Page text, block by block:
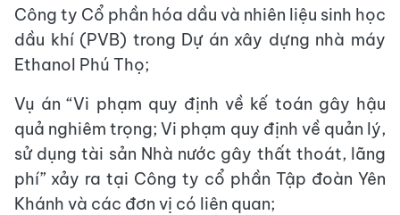
Công ty Cổ phần hóa dầu và nhiên liệu sinh học
dầu khí (PVB) trong Dự án xây dựng nhà máy
Ethanol Phú Thọ;
Vụ án “Vi phạm quy định về kế toán gây hậu
quả nghiêm trọng; Vi phạm quy định về quản lý,
sử dụng tài sản Nhà nước gây thất thoát, lãng
phí” xảy ra tại Công ty cổ phần Tập đoàn Yên
Khánh và các đơn vị có liên quan;